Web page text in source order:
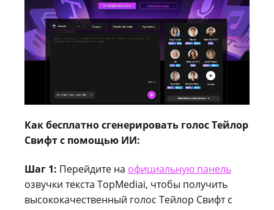
Как бесплатно сгенерировать голос Тейлор
Свифт с помощью ИИ:
Шаг 1: Перейдите на официальную панель
озвучки текста TopMediai, чтобы получить
высококачественный голос Тейлор Свифт с